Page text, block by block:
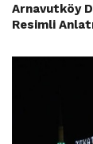
Arnavutköy
Resimli